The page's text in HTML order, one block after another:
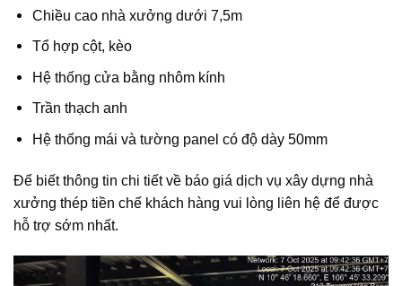
Chiều cao nhà xưởng dưới 7,5m
Tổ hợp cột, kèo
Hệ thống cửa bằng nhôm kính
Trần thạch anh
Hệ thống mái và tường panel có độ dày 50mm
Để biết thông tin chi tiết về báo giá dịch vụ xây dựng nhà
xưởng thép tiền chế khách hàng vui lòng liên hệ để được
hỗ trợ sớm nhất.